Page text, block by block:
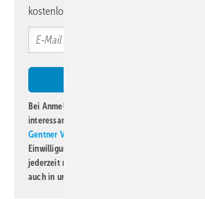
kostenlos direkt ins Postfach.
Bei Anmeldung zu diesem Newsletter bin ich
interessante Verlags- und Online-Angebote
Gentner Verlag GmbH & Co. KG
Einwilligung kann ich jederzeit widerrufen und
jederzeit möglich. Informationen zum Umgang
auch in unserer